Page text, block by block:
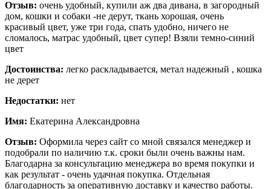
Отзыв: очень удобный, купили аж два дивана, в загородный
дом, кошки и собаки -не дерут, ткань хорошая, очень
красивый цвет, уже три года, спать удобно, ничего не
сломалось, матрас удобный, цвет супер! Взяли темно-синий
цвет
Достоинства: легко раскладывается, метал надежный , кошка
не дерет
Недостатки: нет
Имя: Екатерина Александровна
Отзыв: Оформила через сайт со мной связался менеджер и
подобрали по наличию т.к. сроки были очень важны нам.
Благодарна за консультацию менеджера во время покупки и
как результат - очень удачная покупка. Отдельная
благодарность за оперативную доставку и качество работы.